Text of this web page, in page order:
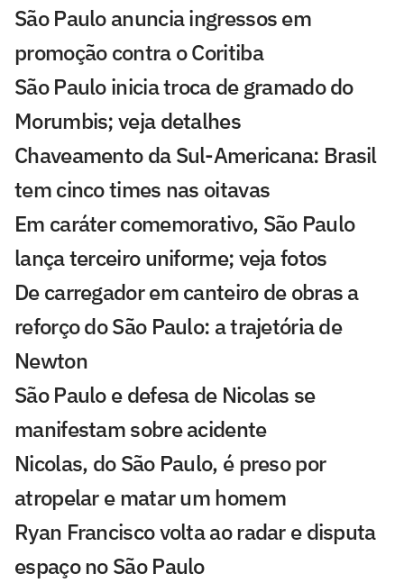
São Paulo anuncia ingressos em
promoção contra o Coritiba
São Paulo inicia troca de gramado do
Morumbis; veja detalhes
Chaveamento da Sul-Americana: Brasil
tem cinco times nas oitavas
Em caráter comemorativo, São Paulo
lança terceiro uniforme; veja fotos
De carregador em canteiro de obras a
reforço do São Paulo: a trajetória de
Newton
São Paulo e defesa de Nicolas se
manifestam sobre acidente
Nicolas, do São Paulo, é preso por
atropelar e matar um homem
Ryan Francisco volta ao radar e disputa
espaço no São Paulo